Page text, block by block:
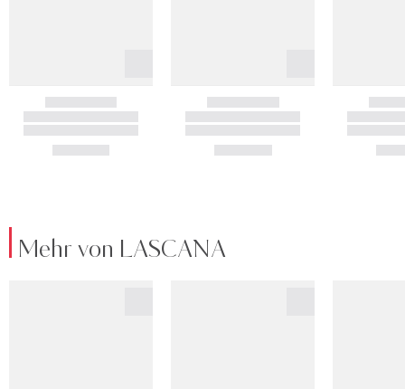
Mehr von LASCANA